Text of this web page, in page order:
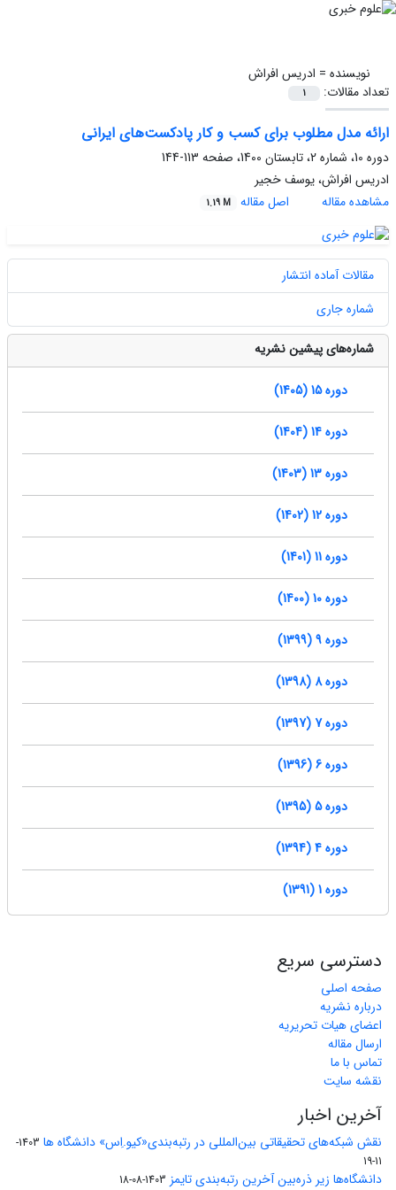
نویسنده = ادریس افراش
تعداد مقالات:
1
ارائه مدل مطلوب برای کسب ‌و کار پادکست‌های ایرانی
دوره 10، شماره 2، تابستان 1400، صفحه
113-144
ادریس افراش، یوسف خجیر
مشاهده مقاله
اصل مقاله 1.19 M
مقالات آماده انتشار
شماره جاری
شماره‌های پیشین نشریه
دوره 15 (1405)
دوره 14 (1404)
دوره 13 (1403)
دوره 12 (1402)
دوره 11 (1401)
دوره 10 (1400)
دوره 9 (1399)
دوره 8 (1398)
دوره 7 (1397)
دوره 6 (1396)
دوره 5 (1395)
دوره 4 (1394)
دوره 1 (1391)
دسترسی سریع
صفحه اصلی
درباره نشریه
اعضای هیات تحریریه
ارسال مقاله
تماس با ما
نقشه سایت
آخرین اخبار
نقش شبکه‌های تحقیقاتی بین‌المللی در رتبه‌بندی«کیو.اِس» دانشگاه ها
1403-
11-19
دانشگاه‌ها زیر ذره‌بین آخرین رتبه‌بندی تایمز 1403-08-18